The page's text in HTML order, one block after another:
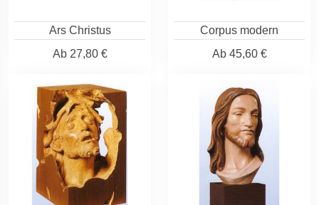
Ars Christus
Ab27,80 €
Corpus modern
Ab45,60 €